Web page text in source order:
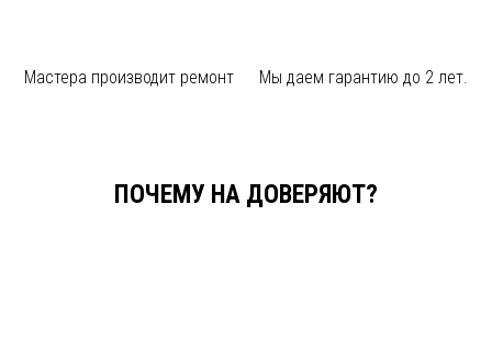
Мастера производитремонт Мы даем гарантию до 2 лет.
ПОЧЕМУ НА ДОВЕРЯЮТ?